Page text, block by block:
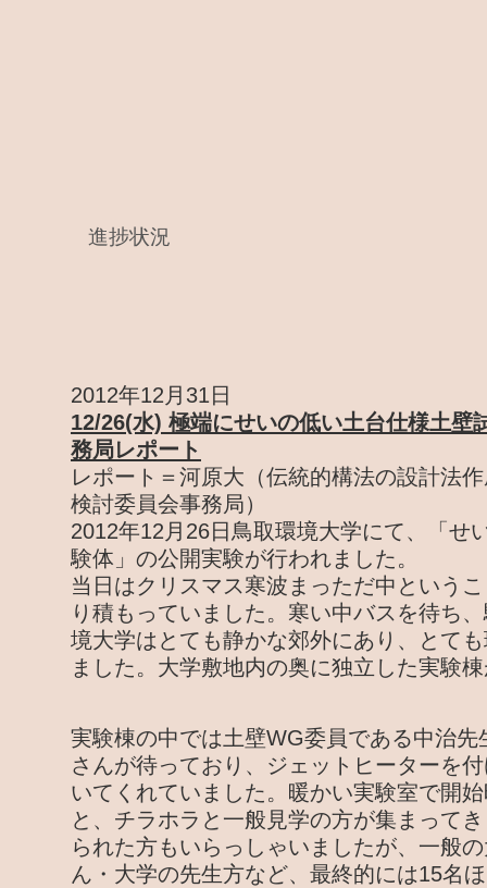
進捗状況
2012年12月31日
12/26(水) 極端にせいの低い土台仕様土壁
務局レポート
レポート＝河原大（伝統的構法の設計法
検討委員会事務局）
2012年12月26日鳥取環境大学にて、「せ
験体」の公開実験が行われました。
当日はクリスマス寒波まっただ中という
り積もっていました。寒い中バスを待ち
境大学はとても静かな郊外にあり、とて
ました。大学敷地内の奥に独立した実験
実験棟の中では土壁WG委員である中治
さんが待っており、ジェットヒーターを
いてくれていました。暖かい実験室で開
と、チラホラと一般見学の方が集まって
られた方もいらっしゃいましたが、一般
ん・大学の先生方など、最終的には15名